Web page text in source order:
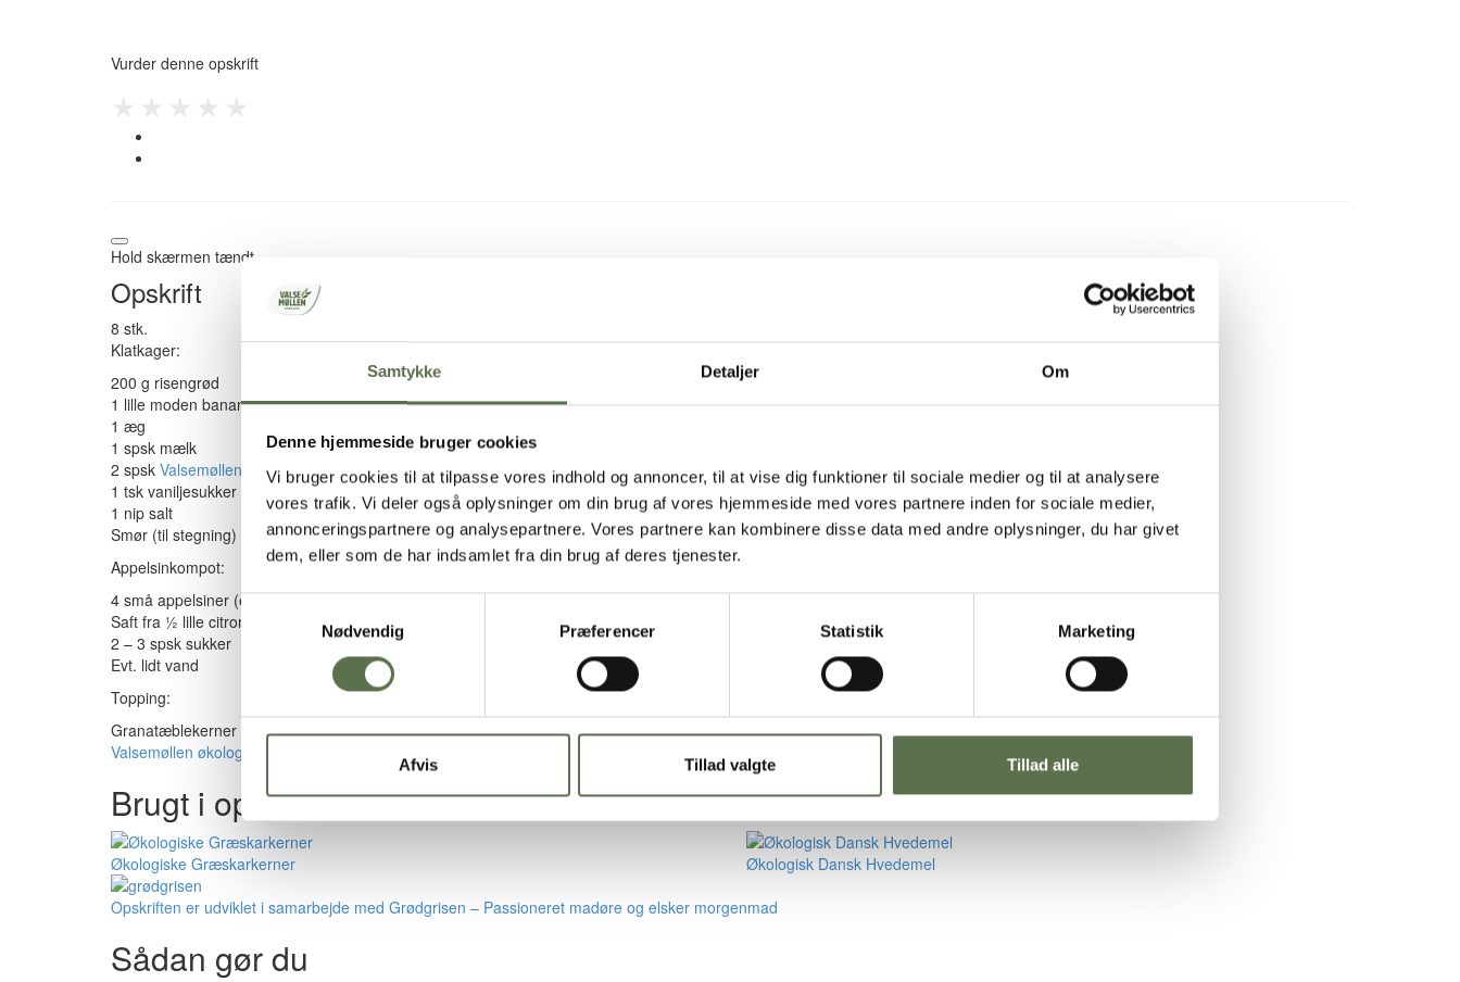
Samtykke Detaljer Om
Denne hjemmeside bruger cookies
Vi bruger cookies til at tilpasse vores indhold og annoncer, til at vise dig funktioner til sociale medier og til at analysere
vores trafik. Vi deler også oplysninger om din brug af vores hjemmeside med vores partnere inden for sociale medier,
annonceringspartnere og analysepartnere. Vores partnere kan kombinere disse data med andre oplysninger, du har givet
dem, eller som de har indsamlet fra din brug af deres tjenester.
Samtykkevalg
Nødvendig
Præferencer Statistik Marketing
Afvis Tillad valgte Tillad alle
Vurder denne opskrift
Hold skærmen tændt
Opskrift
8 stk.
Klatkager:
200 g risengrød
1 lille moden banan (eller 1 spsk sukker)
1 æg
1 spsk mælk
2 spsk Valsemøllen Økologisk Dansk Hvedemel
1 tsk vaniljesukker
1 nip salt
Smør (til stegning)
Appelsinkompot:
4 små appelsiner (eller 3 store)
Saft fra ½ lille citron
2 – 3 spsk sukker
Evt. lidt vand
Topping:
Granatæblekerner
Valsemøllen økologiske græskarkerner
Brugt i opskriften
Økologiske Græskarkerner
Økologisk Dansk Hvedemel
Opskriften er udviklet i samarbejde med Grødgrisen – Passioneret madøre og elsker morgenmad
Sådan gør du